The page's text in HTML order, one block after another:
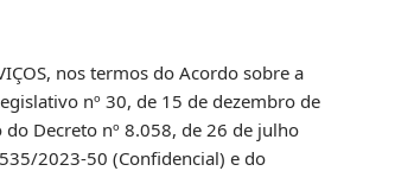
nos termos do Acordo sobre a
nº 30, de 15 de dezembro de
Decreto nº 8.058, de 26 de julho
2023-50 (Confidencial) e do